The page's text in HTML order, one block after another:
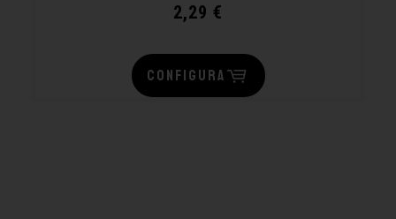
2,29 €
CONFIGURA